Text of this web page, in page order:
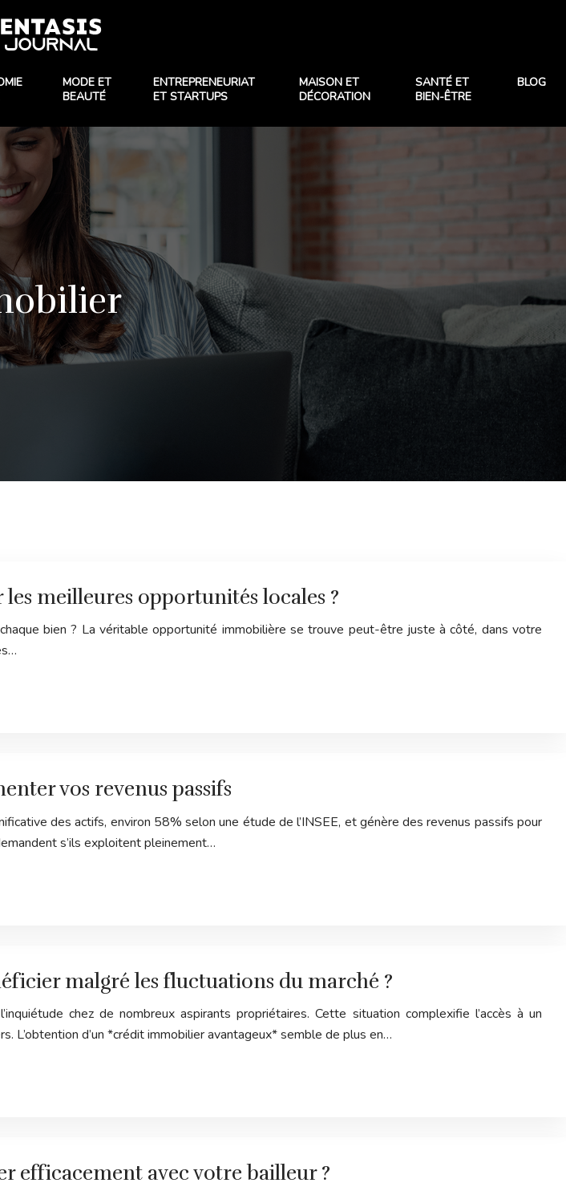
MODE ET
BEAUTÉ
ENTREPRENEURIAT
ET STARTUPS
MAISON ET
DÉCORATION
SANTÉ ET
BIEN-ÊTRE
BLOG
meilleures opportunités locales ?
bien ? La véritable opportunité immobilière se trouve peut-être juste à côté, dans votre
vos revenus passifs
des actifs, environ 58% selon une étude de l’INSEE, et génère des revenus passifs pour
s’ils exploitent pleinement…
malgré les fluctuations du marché ?
chez de nombreux aspirants propriétaires. Cette situation complexifie l’accès à un
d’un *crédit immobilier avantageux* semble de plus en…
efficacement avec votre bailleur ?